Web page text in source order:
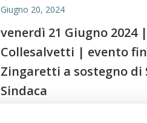
Giugno 20, 2024
venerdì 21 Giugno 2024
Collesalvetti | evento
Zingaretti a sostegno di
Sindaca